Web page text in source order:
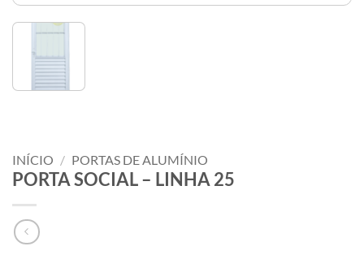
INÍCIO / PORTAS DE ALUMÍNIO
PORTA SOCIAL – LINHA 25